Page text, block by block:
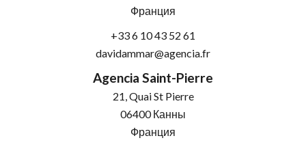
Франция
+33 6 10 43 52 61
davidammar@agencia.fr
Agencia Saint-Pierre
21, Quai St Pierre
06400Канны
Франция